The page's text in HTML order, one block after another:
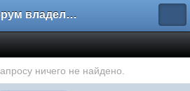
Форум владельцев интернет-магазинов
ничего не найдено.